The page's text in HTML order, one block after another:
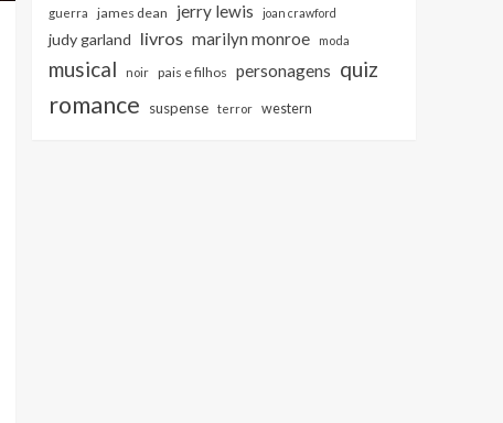
guerra
james dean jerry lewis joan crawford
judy garland livros marilyn monroe moda
musical noir pais e filhos personagens quiz
romance suspense terror western